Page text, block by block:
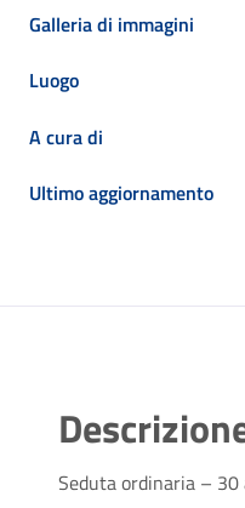
Galleria di immagini
Luogo
A cura di
Ultimo aggiornamento
Seduta ordinaria –